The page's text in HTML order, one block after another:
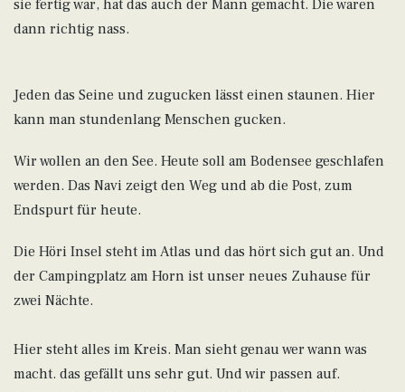
sie fertig war, hat das auch der Mann gemacht. Die waren
dann richtig nass.
Jeden das Seine und zugucken lässt einen staunen. Hier
kann man stundenlang Menschen gucken.
Wir wollen an den See. Heute soll am Bodensee geschlafen
werden. Das Navi zeigt den Weg und ab die Post, zum
Endspurt für heute.
Die Höri Insel steht im Atlas und das hört sich gut an. Und
der Campingplatz am Horn ist unser neues Zuhause für
zwei Nächte.
Hier steht alles im Kreis. Man sieht genau wer wann was
macht. das gefällt uns sehr gut. Und wir passen auf.